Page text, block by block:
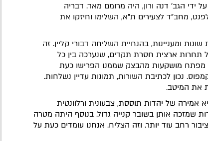
הגב' דנה ורון, היה מרומם מאד. דבריה
מחב"ד לצעירים ת"א, השלימו וחיזקו את
ומעניינות, בהנחיית השליחה דבורי קליין. זה
תחרות ארצית חסרת תקדים, שנערכה בין כל
מפתח מושקעות מהבצק שממנו הפרישו כעת
נכון לכתיבת השורות, תמונות עדיין נשלחות.
את המיטב.
אמירה של יהדות תוססת, צבעונית ורלוונטית
שמזכה אותן בשובר קנייה גדול. בנוסף היתה מטרה
רחב עוד יותר. וזה הצליח. אנחנו עומדים כעת על